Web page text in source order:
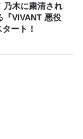
乃木に粛清され
『VIVANT 悪役
ート！